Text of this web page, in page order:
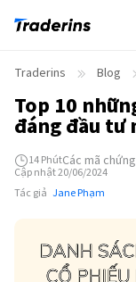
Traderins Blog
Top 10
đáng đầu tư
14PhútCác mã
Cập nhật 20/06/2024
Tác giả Jane Phạm